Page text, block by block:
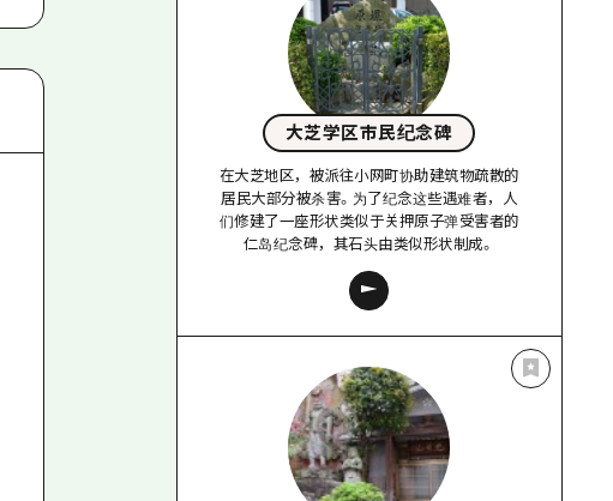
大芝学区市民纪念碑
在大芝地区，被派往小网町协助建筑物疏散的
居民大部分被杀害。为了纪念这些遇难者，人
们修建了一座形状类似于关押原子弹受害者的
仁岛纪念碑，其石头由类似形状制成。